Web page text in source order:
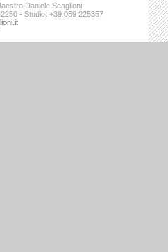
Daniele Scaglioni:
- Studio: +39 059 225357